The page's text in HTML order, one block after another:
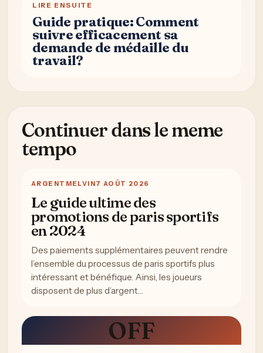
LIRE ENSUITE
Guide pratique: Comment
suivre efficacement sa
demande de médaille du
travail?
Continuer dans le meme
tempo
ARGENT MELVIN7 AOÛT 2026
Le guide ultime des
promotions de paris sportifs
en 2024
Des paiements supplémentaires peuvent rendre
l’ensemble du processus de paris sportifs plus
intéressant et bénéfique. Ainsi, les joueurs
disposent de plus d’argent…
OFF